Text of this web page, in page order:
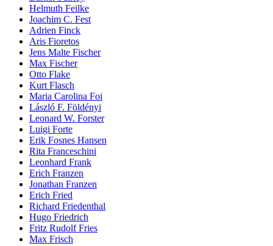
Helmuth Feilke
Joachim C. Fest
Adrien Finck
Aris Fioretos
Jens Malte Fischer
Max Fischer
Otto Flake
Kurt Flasch
Maria Carolina Foi
László F. Földényi
Leonard W. Forster
Luigi Forte
Erik Fosnes Hansen
Rita Franceschini
Leonhard Frank
Erich Franzen
Jonathan Franzen
Erich Fried
Richard Friedenthal
Hugo Friedrich
Fritz Rudolf Fries
Max Frisch